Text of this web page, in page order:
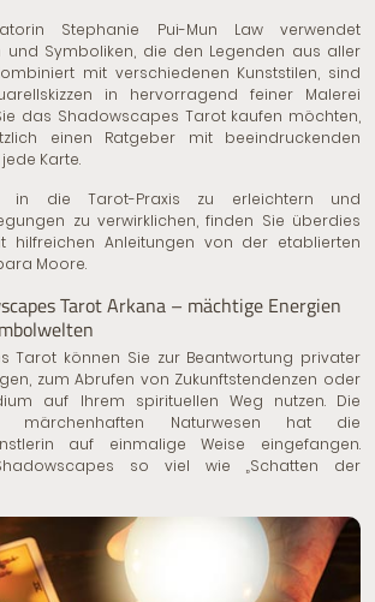
Stephanie Pui-Mun Law verwendet
und Symboliken, die den Legenden aus aller
mit verschiedenen Kunststilen, sind
in hervorragend feiner Malerei
das Shadowscapes Tarot kaufen möchten,
einen Ratgeber mit beeindruckenden
Karte.
in die Tarot-Praxis zu erleichtern und
zu verwirklichen, finden Sie überdies
hilfreichen Anleitungen von der etablierten
Moore.
Tarot Arkana – mächtige Energien
Tarot können Sie zur Beantwortung privater
zum Abrufen von Zukunftstendenzen oder
auf Ihrem spirituellen Weg nutzen. Die
märchenhaften Naturwesen hat die
auf einmalige Weise eingefangen.
so viel wie „Schatten der